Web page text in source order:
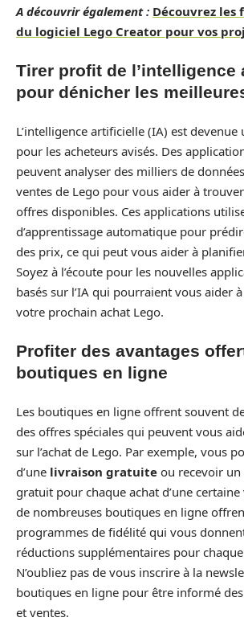
A découvrir également : Découvrez
du logiciel Lego Creator pour vos
Tirer profit de l’intelligence
pour dénicher les
L’intelligence artificielle (IA) est
pour les acheteurs avisés. Des
peuvent analyser des milliers de
ventes de Lego pour vous aider à
offres disponibles. Ces applications
d’apprentissage automatique pour
des prix, ce qui peut vous aider à
Soyez à l’écoute pour les nouvelles
basés sur l’IA qui pourraient vous aider
votre prochain achat Lego.
Profiter des avantages
boutiques en ligne
Les boutiques en ligne offrent souvent
des offres spéciales qui peuvent vous
sur l’achat de Lego. Par exemple, vous
d’une livraison gratuite ou recevoir
gratuit pour chaque achat d’une certaine
de nombreuses boutiques en ligne
programmes de fidélité qui vous
réductions supplémentaires pour
N’oubliez pas de vous inscrire à la
boutiques en ligne pour être informé
et ventes.